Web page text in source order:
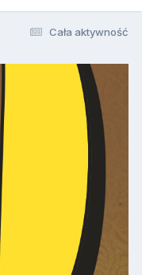
Cała aktywność